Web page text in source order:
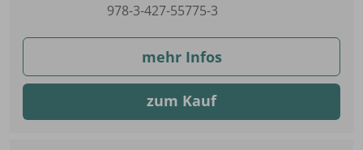
978-3-427-55775-3
mehr Infos
zum Kauf